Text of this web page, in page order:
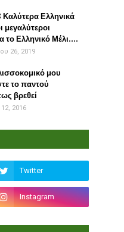
Καλύτερα Ελληνικά
μεγαλύτεροι
το Ελληνικό Μέλι....
26, 2019
μου
το παντού
βρεθεί
2016